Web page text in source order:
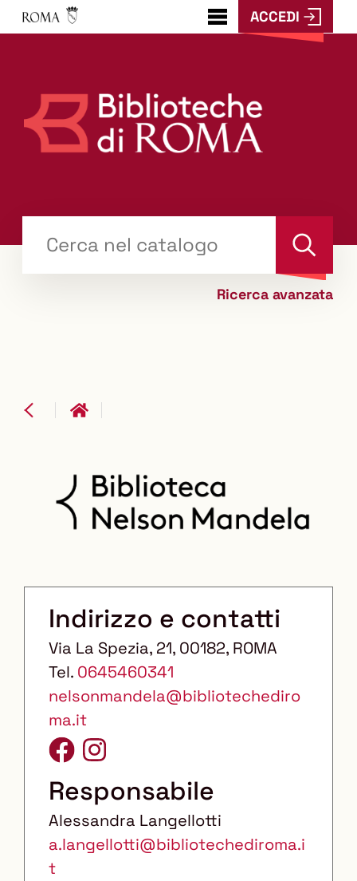
???
menu.button???
ACCEDI
il tuo libro "Catalogo"
Cerca
Ricerca avanzata
Indirizzo e contatti
Via La Spezia, 21, 00182, ROMA
Tel. 0645460341
nelsonmandela@bibliotechediro
ma.it
Responsabile
Alessandra Langellotti
a.langellotti@bibliotechediroma.i
t